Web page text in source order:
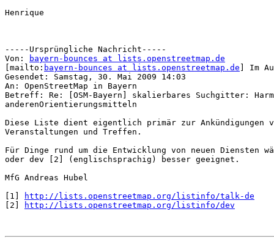
Henrique
-----Ursprüngliche Nachricht-----
Von:
bayern-bounces at lists.openstreetmap.de
[mailto: bayern-bounces at lists.openstreetmap.de ] Im
Gesendet: Samstag, 30. Mai 2009 14:03
An: OpenStreetMap in Bayern
Betreff: Re: [OSM-Bayern] skalierbares Suchgitter:
anderenOrientierungsmitteln
Diese Liste dient eigentlich primär zur Ankündigungen
Veranstaltungen und Treffen.
Für Dinge rund um die Entwicklung von neuen
oder dev [2] (englischsprachig) besser geeignet.
MfG Andreas Hubel
[1]
http://lists.openstreetmap.org/listinfo/talk-de
[2]
http://lists.openstreetmap.org/listinfo/dev